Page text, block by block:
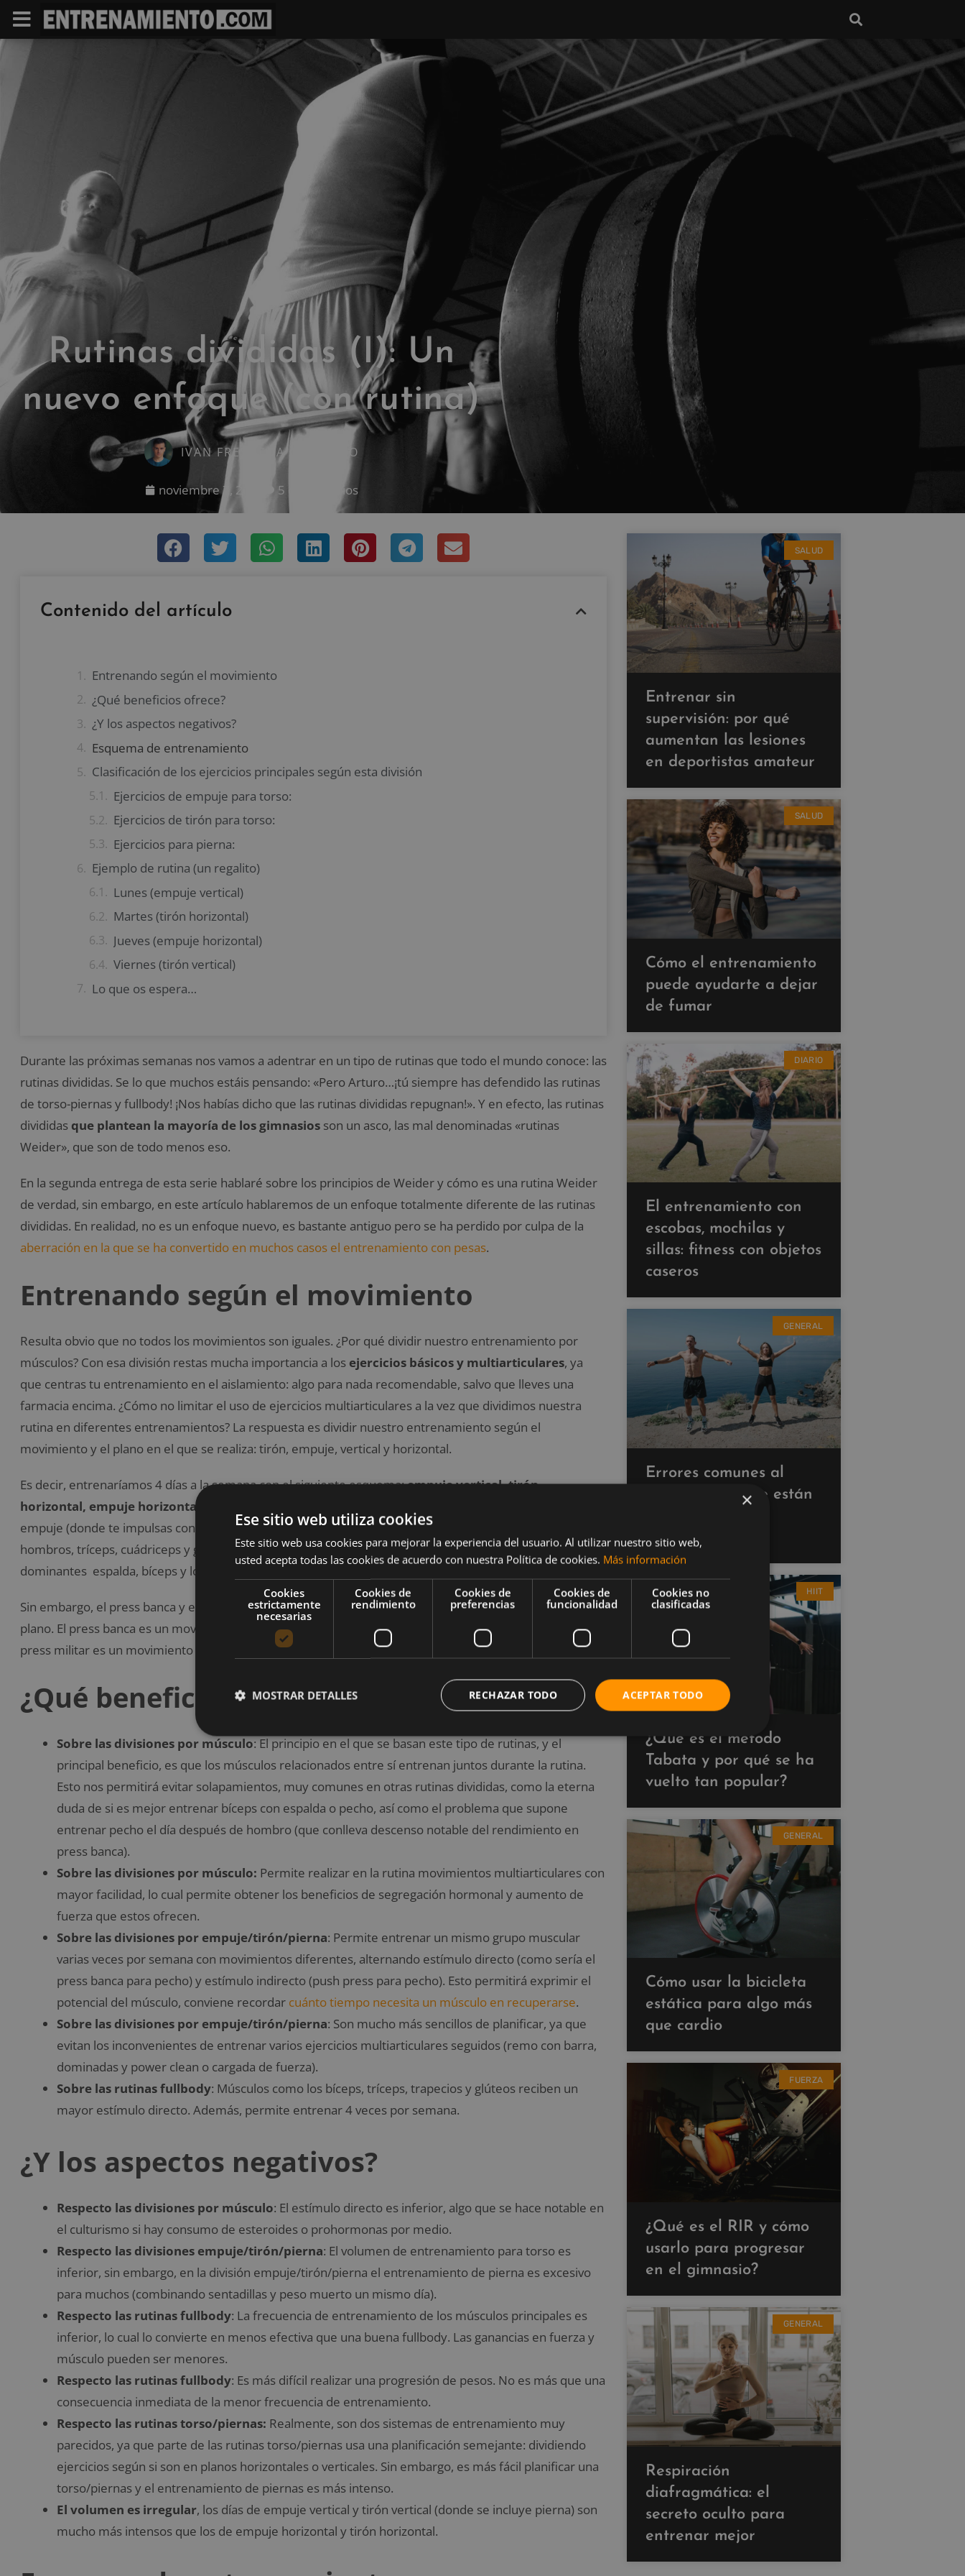
Rutinas divididas (I): Un
nuevo enfoque (con rutina)
IVAN FRESNEDA CARRASCO
noviembre 7, 2012 5 comentarios
Contenido del artículo
Entrenando según el movimiento
¿Qué beneficios ofrece?
¿Y los aspectos negativos?
Esquema de entrenamiento
Clasificación de los ejercicios principales según esta división
Ejercicios de empuje para torso:
Ejercicios de tirón para torso:
Ejercicios para pierna:
Ejemplo de rutina (un regalito)
Lunes (empuje vertical)
Martes (tirón horizontal)
Jueves (empuje horizontal)
Viernes (tirón vertical)
Lo que os espera…
Durante las próximas semanas nos vamos a adentrar en un tipo de rutinas que todo el mundo conoce: las
rutinas divididas. Se lo que muchos estáis pensando: «Pero Arturo…¡tú siempre has defendido las rutinas
de torso-piernas y fullbody! ¡Nos habías dicho que las rutinas divididas repugnan!». Y en efecto, las rutinas
divididas que plantean la mayoría de los gimnasios son un asco, las mal denominadas «rutinas
Weider», que son de todo menos eso.
En la segunda entrega de esta serie hablaré sobre los principios de Weider y cómo es una rutina Weider
de verdad, sin embargo, en este artículo hablaremos de un enfoque totalmente diferente de las rutinas
divididas. En realidad, no es un enfoque nuevo, es bastante antiguo pero se ha perdido por culpa de la
aberración en la que se ha convertido en muchos casos el entrenamiento con pesas.
Entrenando según el movimiento
Resulta obvio que no todos los movimientos son iguales. ¿Por qué dividir nuestro entrenamiento por
músculos? Con esa división restas mucha importancia a los ejercicios básicos y multiarticulares, ya
que centras tu entrenamiento en el aislamiento: algo para nada recomendable, salvo que lleves una
farmacia encima. ¿Cómo no limitar el uso de ejercicios multiarticulares a la vez que dividimos nuestra
rutina en diferentes entrenamientos? La respuesta es dividir nuestro entrenamiento según el
movimiento y el plano en el que se realiza: tirón, empuje, vertical y horizontal.
Es decir, entrenaríamos 4 días a la semana con el siguiente esquema:empuje vertical, tirón
horizontal, empuje horizontal, tirón vertical
empuje (donde te impulsas con el suelo o la barra se separa de ti), donde son dominantes pectoral,
hombros, tríceps, cuádriceps y gemelos; o en un tirón (donde la barra se acerca a ti), donde son
dominantes espalda, bíceps y los femorales.
Sin embargo, el press banca y el press militar son dos ejercicios de empuje, aunque no en el mismo
plano. El press banca es un movimiento en el plano horizontal, ya que empujas hacia adelante de ti, y el
press militar es un movimiento en plano vertical, donde empujas por encima de tu cabeza.
¿Qué beneficios ofrece?
Sobre las divisiones por músculo: El principio en el que se basan este tipo de rutinas, y el
principal beneficio, es que los músculos relacionados entre sí entrenan juntos durante la rutina.
Esto nos permitirá evitar solapamientos, muy comunes en otras rutinas divididas, como la eterna
duda de si es mejor entrenar bíceps con espalda o pecho, así como el problema que supone
entrenar pecho el día después de hombro (que conlleva descenso notable del rendimiento en
press banca).
Sobre las divisiones por músculo: Permite realizar en la rutina movimientos multiarticulares con
mayor facilidad, lo cual permite obtener los beneficios de segregación hormonal y aumento de
fuerza que estos ofrecen.
Sobre las divisiones por empuje/tirón/pierna: Permite entrenar un mismo grupo muscular
varias veces por semana con movimientos diferentes, alternando estímulo directo (como sería el
press banca para pecho) y estímulo indirecto (push press para pecho). Esto permitirá exprimir el
potencial del músculo, conviene recordar cuánto tiempo necesita un músculo en recuperarse.
Sobre las divisiones por empuje/tirón/pierna: Son mucho más sencillos de planificar, ya que
evitan los inconvenientes de entrenar varios ejercicios multiarticulares seguidos (remo con barra,
dominadas y power clean o cargada de fuerza).
Sobre las rutinas fullbody: Músculos como los bíceps, tríceps, trapecios y glúteos reciben un
mayor estímulo directo. Además, permite entrenar 4 veces por semana.
¿Y los aspectos negativos?
Respecto las divisiones por músculo: El estímulo directo es inferior, algo que se hace notable en
el culturismo si hay consumo de esteroides o prohormonas por medio.
Respecto las divisiones empuje/tirón/pierna: El volumen de entrenamiento para torso es
inferior, sin embargo, en la división empuje/tirón/pierna el entrenamiento de pierna es excesivo
para muchos (combinando sentadillas y peso muerto un mismo día).
Respecto las rutinas fullbody: La frecuencia de entrenamiento de los músculos principales es
inferior, lo cual lo convierte en menos efectiva que una buena fullbody. Las ganancias en fuerza y
músculo pueden ser menores.
Respecto las rutinas fullbody: Es más difícil realizar una progresión de pesos. No es más que una
consecuencia inmediata de la menor frecuencia de entrenamiento.
Respecto las rutinas torso/piernas: Realmente, son dos sistemas de entrenamiento muy
parecidos, ya que parte de las rutinas torso/piernas usa una planificación semejante: dividiendo
ejercicios según si son en planos horizontales o verticales. Sin embargo, es más fácil planificar una
torso/piernas y el entrenamiento de piernas es más intenso.
El volumen es irregular, los días de empuje vertical y tirón vertical (donde se incluye pierna) son
mucho más intensos que los de empuje horizontal y tirón horizontal.
SALUD
Entrenar sin
supervisión: por qué
aumentan las lesiones
en deportistas amateur
SALUD
Cómo el entrenamiento
puede ayudarte a dejar
de fumar
DIARIO
El entrenamiento con
escobas, mochilas y
sillas: fitness con objetos
caseros
GENERAL
Errores comunes al
hacer cardio que están
resultados
HIIT
¿Qué es el método
Tabata y por qué se ha
vuelto tan popular?
GENERAL
Cómo usar la bicicleta
estática para algo más
que cardio
FUERZA
¿Qué es el RIR y cómo
usarlo para progresar
en el gimnasio?
GENERAL
Respiración
diafragmática: el
secreto oculto para
entrenar mejor
×
Ese sitio web utiliza cookies
Este sitio web usa cookies para mejorar la experiencia del usuario. Al utilizar nuestro sitio web,
usted acepta todas las cookies de acuerdo con nuestra Política de cookies. Más información
Cookies
estrictamente
necesarias
Cookies de
rendimiento
Cookies de
preferencias
Cookies de
funcionalidad
Cookies no
clasificadas
ACEPTAR TODO
RECHAZAR TODO
MOSTRAR DETALLES